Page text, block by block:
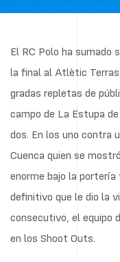
El RC Polo ha sumado
la final al Atlètic
gradas repletas de
campo de La Estupa
dos. En los uno contra
Cuenca quien se
enorme bajo la
definitivo que le dio la
consecutivo, el equipo
en los Shoot Outs.